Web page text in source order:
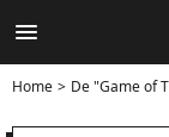
menu
Home De "Game of